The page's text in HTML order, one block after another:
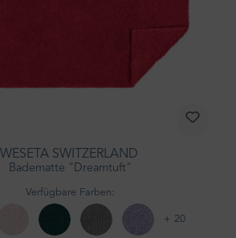
WESETA SWITZERLAND
Badematte "Dreamtuft"
Verfügbare Farben:
+ 20